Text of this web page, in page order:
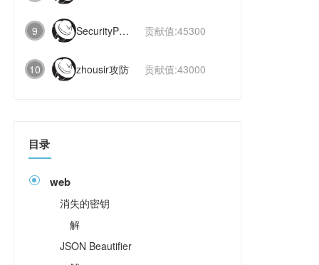
9 SecurityPaper 贡献值:45300
10 zhousir攻防 贡献值:43000
目录
 web
消失的密钥
解
JSON Beautifier